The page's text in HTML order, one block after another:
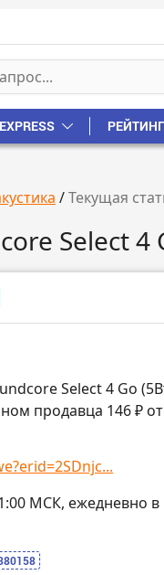
/Текущая
Select 4
Select 4 Go
продавца 146 ₽
МСК, ежедневно